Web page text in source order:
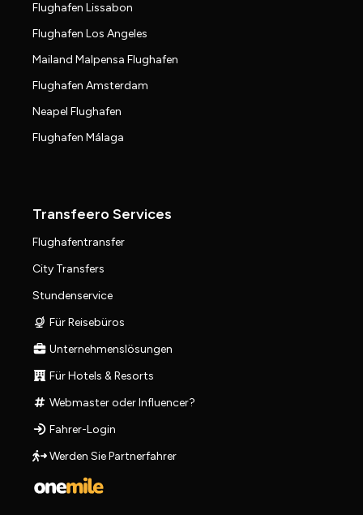
Flughafen Lissabon
Flughafen Los Angeles
Mailand Malpensa Flughafen
Flughafen Amsterdam
Neapel Flughafen
Flughafen Málaga
Transfeero Services
Flughafentransfer
City Transfers
Stundenservice
Für Reisebüros
Unternehmenslösungen
Für Hotels & Resorts
Webmaster oder Influencer?
Fahrer-Login
Werden Sie Partnerfahrer